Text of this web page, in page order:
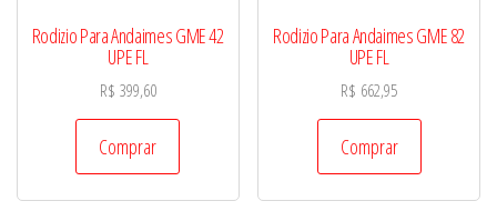
Rodizio Para Andaimes GME 42
UPE FL
R$ 399,60
Comprar
Rodizio Para Andaimes GME 82
UPE FL
R$ 662,95
Comprar